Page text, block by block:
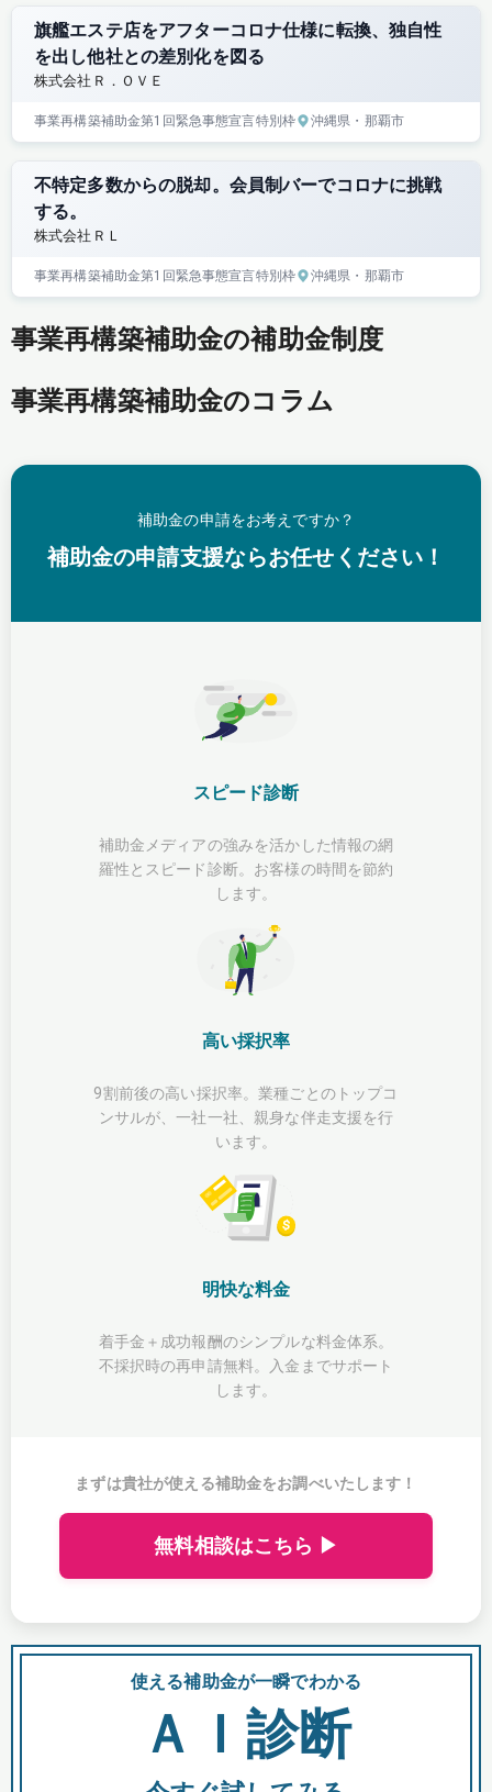
旗艦エステ店をアフターコロナ仕様に転換、独自性
を出し他社との差別化を図る
株式会社Ｒ．ＯＶＥ
事業再構築補助金第1回緊急事態宣言特別枠 沖縄県 ・那覇市
不特定多数からの脱却。会員制バーでコロナに挑戦
する。
株式会社ＲＬ
事業再構築補助金第1回緊急事態宣言特別枠 沖縄県 ・那覇市
事業再構築補助金の補助金制度
事業再構築補助金のコラム
補助金の申請をお考えですか？
補助金の申請支援ならお任せください！
スピード診断
補助金メディアの強みを活かした情報の網
羅性とスピード診断。お客様の時間を節約
します。
高い採択率
9割前後の高い採択率。業種ごとのトップコ
ンサルが、一社一社、親身な伴走支援を行
います。
明快な料金
着手金＋成功報酬のシンプルな料金体系。
不採択時の再申請無料。入金までサポート
します。
まずは貴社が使える補助金をお調べいたします！
無料相談はこちら ▶
使える補助金が一瞬でわかる
ＡＩ診断